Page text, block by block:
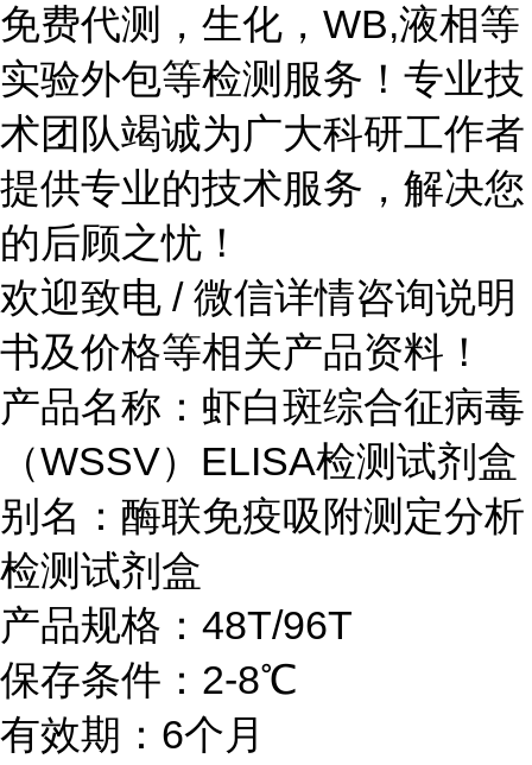
免费代测，生化，WB,液相等
实验外包等检测服务！专业技
术团队竭诚为广大科研工作者
提供专业的技术服务，解决您
的后顾之忧！
欢迎致电 / 微信详情咨询说明
书及价格等相关产品资料！
产品名称：虾白斑综合征病毒
（WSSV）ELISA检测试剂盒
别名：酶联免疫吸附测定分析
检测试剂盒
产品规格：48T/96T
保存条件：2-8℃
有效期：6个月